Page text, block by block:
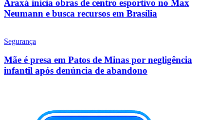
Araxá inicia obras de centro esportivo no Max
Neumann e busca recursos em Brasília
Segurança
Mãe é presa em Patos de Minas por negligência
infantil após denúncia de abandono